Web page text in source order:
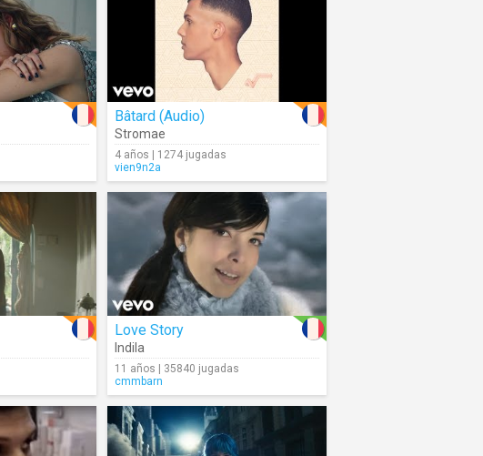
Bâtard (Audio)
Stromae
4 años | 1274 jugadas
vien9n2a
Love Story
Indila
11 años | 35840 jugadas
cmmbarn